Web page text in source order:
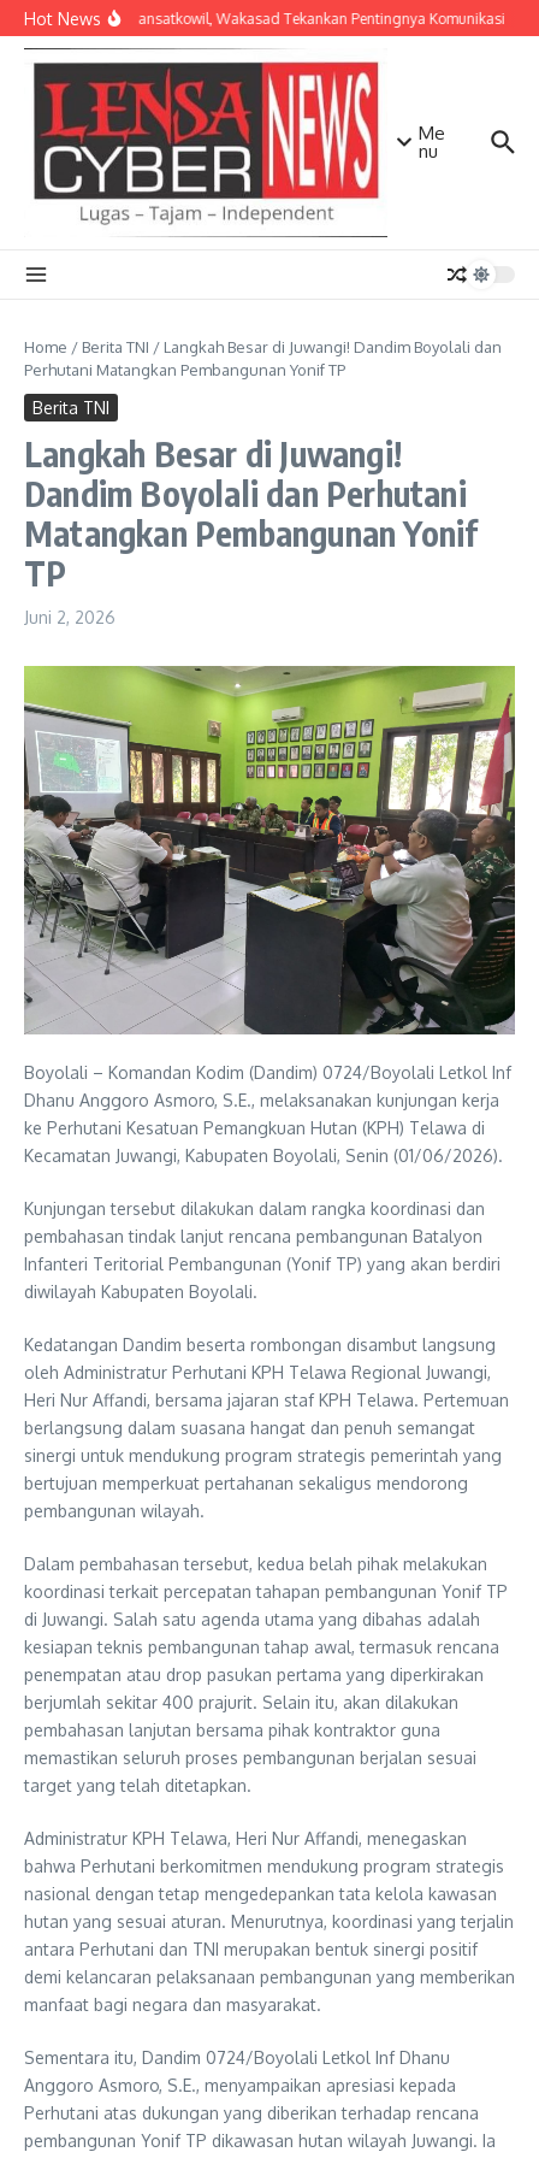
Lewati ke konten
Hot NewsBekali Dansatkowil, Wakasad Tekankan Pentingnya Komunikasi
Me
nu
Home / Berita TNI / Langkah Besar di Juwangi! Dandim Boyolali dan
Perhutani Matangkan Pembangunan Yonif TP
Berita TNI
Langkah Besar di Juwangi!
Dandim Boyolali dan Perhutani
Matangkan Pembangunan Yonif
TP
Juni 2, 2026
Boyolali – Komandan Kodim (Dandim) 0724/Boyolali Letkol Inf
Dhanu Anggoro Asmoro, S.E., melaksanakan kunjungan kerja
ke Perhutani Kesatuan Pemangkuan Hutan (KPH) Telawa di
Kecamatan Juwangi, Kabupaten Boyolali, Senin (01/06/2026).
Kunjungan tersebut dilakukan dalam rangka koordinasi dan
pembahasan tindak lanjut rencana pembangunan Batalyon
Infanteri Teritorial Pembangunan (Yonif TP) yang akan berdiri
diwilayah Kabupaten Boyolali.
Kedatangan Dandim beserta rombongan disambut langsung
oleh Administratur Perhutani KPH Telawa Regional Juwangi,
Heri Nur Affandi, bersama jajaran staf KPH Telawa. Pertemuan
berlangsung dalam suasana hangat dan penuh semangat
sinergi untuk mendukung program strategis pemerintah yang
bertujuan memperkuat pertahanan sekaligus mendorong
pembangunan wilayah.
Dalam pembahasan tersebut, kedua belah pihak melakukan
koordinasi terkait percepatan tahapan pembangunan Yonif TP
di Juwangi. Salah satu agenda utama yang dibahas adalah
kesiapan teknis pembangunan tahap awal, termasuk rencana
penempatan atau drop pasukan pertama yang diperkirakan
berjumlah sekitar 400 prajurit. Selain itu, akan dilakukan
pembahasan lanjutan bersama pihak kontraktor guna
memastikan seluruh proses pembangunan berjalan sesuai
target yang telah ditetapkan.
Administratur KPH Telawa, Heri Nur Affandi, menegaskan
bahwa Perhutani berkomitmen mendukung program strategis
nasional dengan tetap mengedepankan tata kelola kawasan
hutan yang sesuai aturan. Menurutnya, koordinasi yang terjalin
antara Perhutani dan TNI merupakan bentuk sinergi positif
demi kelancaran pelaksanaan pembangunan yang memberikan
manfaat bagi negara dan masyarakat.
Sementara itu, Dandim 0724/Boyolali Letkol Inf Dhanu
Anggoro Asmoro, S.E., menyampaikan apresiasi kepada
Perhutani atas dukungan yang diberikan terhadap rencana
pembangunan Yonif TP dikawasan hutan wilayah Juwangi. Ia